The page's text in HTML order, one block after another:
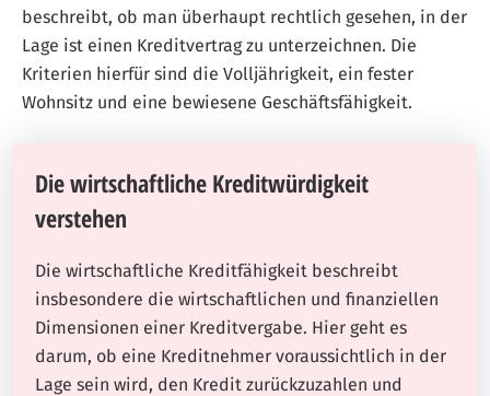
beschreibt, ob man überhaupt rechtlich gesehen, in der
Lage ist einen Kreditvertrag zu unterzeichnen. Die
Kriterien hierfür sind die Volljährigkeit, ein fester
Wohnsitz und eine bewiesene Geschäftsfähigkeit.
Die wirtschaftliche Kreditwürdigkeit
verstehen
Die wirtschaftliche Kreditfähigkeit beschreibt
insbesondere die wirtschaftlichen und finanziellen
Dimensionen einer Kreditvergabe. Hier geht es
darum, ob eine Kreditnehmer voraussichtlich in der
Lage sein wird, den Kredit zurückzuzahlen und